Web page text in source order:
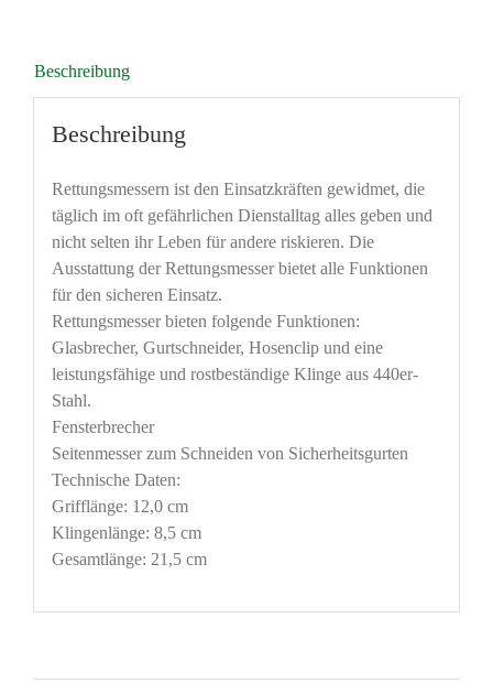
Beschreibung
Beschreibung
Rettungsmessern ist den Einsatzkräften gewidmet, die
täglich im oft gefährlichen Dienstalltag alles geben und
nicht selten ihr Leben für andere riskieren. Die
Ausstattung der Rettungsmesser bietet alle Funktionen
für den sicheren Einsatz.
Rettungsmesser bieten folgende Funktionen:
Glasbrecher, Gurtschneider, Hosenclip und eine
leistungsfähige und rostbeständige Klinge aus 440er-
Stahl.
Fensterbrecher
Seitenmesser zum Schneiden von Sicherheitsgurten
Technische Daten:
Grifflänge: 12,0 cm
Klingenlänge: 8,5 cm
Gesamtlänge: 21,5 cm